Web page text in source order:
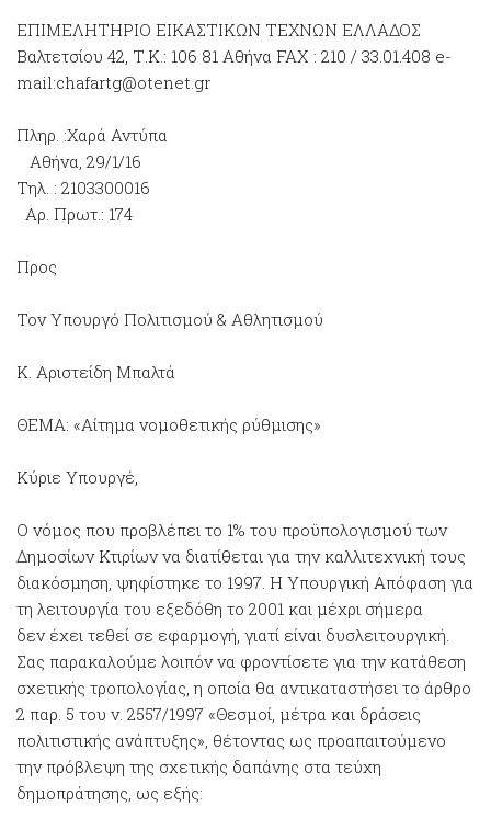
ΕΠΙΜΕΛΗΤΗΡΙΟ ΕΙΚΑΣΤΙΚΩΝ ΤΕΧΝΩΝ ΕΛΛΑΔΟΣ
Βαλτετσίου 42, Τ.Κ.: 106 81 Αθήνα FAX : 210 / 33.01.408 e-
mail:chafartg@otenet.gr
Πληρ. :Χαρά Αντύπα
Αθήνα, 29/1/16
Τηλ. : 2103300016
Αρ. Πρωτ.: 174
Πρoς
Τον Υπουργό Πολιτισμού & Αθλητισμού
Κ. Αριστείδη Μπαλτά
ΘΕΜΑ: «Αίτημα νομοθετικής ρύθμισης»
Κύριε Υπουργέ,
Ο νόμος που προβλέπει το 1% του προϋπολογισμού των
Δημοσίων Κτιρίων να διατίθεται για την καλλιτεχνική τους
διακόσμηση, ψηφίστηκε το 1997. Η Υπουργική Απόφαση για
τη λειτουργία του εξεδόθη το 2001 και μέχρι σήμερα
δεν έχει τεθεί σε εφαρμογή, γιατί είναι δυσλειτουργική.
Σας παρακαλούμε λοιπόν να φροντίσετε για την κατάθεση
σχετικής τροπολογίας, η οποία θα αντικαταστήσει το άρθρο
2 παρ. 5 του ν. 2557/1997 «Θεσμοί, μέτρα και δράσεις
πολιτιστικής ανάπτυξης», θέτοντας ως προαπαιτούμενο
την πρόβλεψη της σχετικής δαπάνης στα τεύχη
δημοπράτησης, ως εξής: